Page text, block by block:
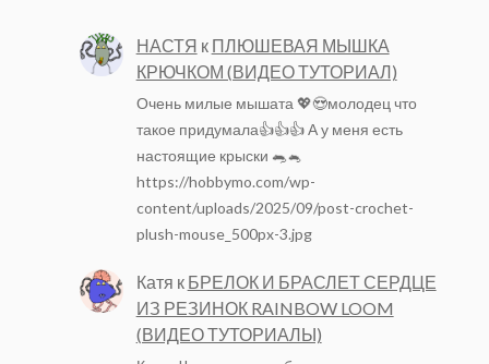
НАСТЯ к ПЛЮШЕВАЯ МЫШКА
КРЮЧКОМ (ВИДЕО ТУТОРИАЛ)
Очень милые мышата 💖😍молодец что
такое придумала👍👍👍 А у меня есть
настоящие крыски 🐀🐁
https://hobbymo.com/wp-
content/uploads/2025/09/post-crochet-
plush-mouse_500px-3.jpg
Катя к БРЕЛОК И БРАСЛЕТ СЕРДЦЕ
ИЗ РЕЗИНОК RAINBOW LOOM
(ВИДЕО ТУТОРИАЛЫ)